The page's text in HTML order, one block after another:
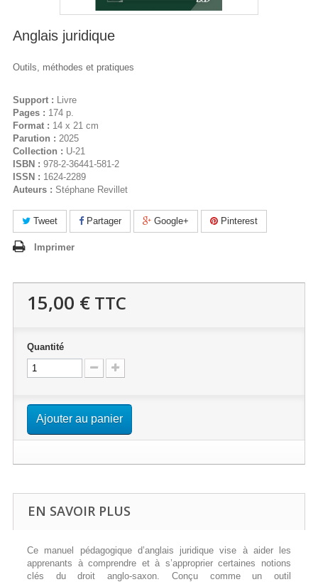
Anglais juridique
Outils, méthodes et pratiques
Support : Livre
Pages : 174 p.
Format : 14 x 21 cm
Parution : 2025
Collection : U-21
ISBN : 978-2-36441-581-2
ISSN : 1624-2289
Auteurs : Stéphane Revillet
Tweet Partager Google+ Pinterest
Imprimer
15,00 € TTC
Quantité
Ajouter au panier
EN SAVOIR PLUS
Ce manuel pédagogique d’anglais juridique vise à aider les
apprenants à comprendre et à s’approprier certaines notions
clés du droit anglo-saxon. Conçu comme un outil